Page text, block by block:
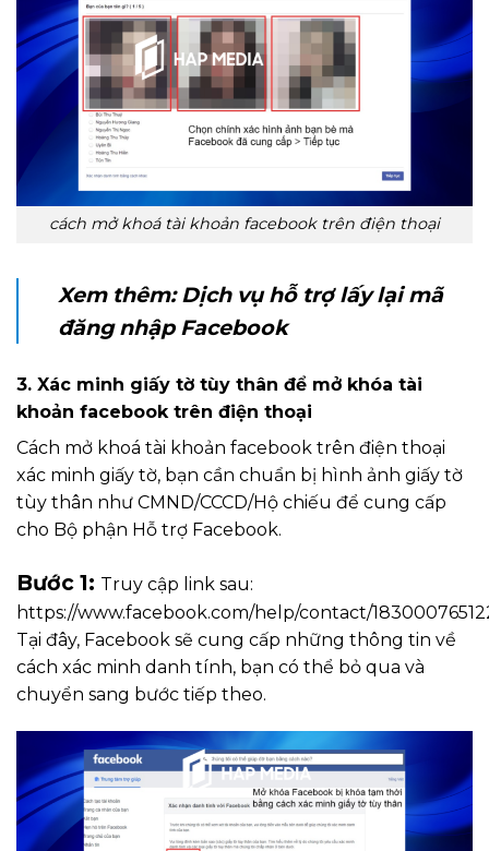
cách mở khoá tài khoản facebook trên điện thoại
Xem thêm:Dịch vụ hỗ trợ lấy lại mã
đăng nhập Facebook
3. Xác minh giấy tờ tùy thân để mở khóa tài
khoản facebook trên điện thoại
Cách mở khoá tài khoản facebook trên điện thoại
xác minh giấy tờ, bạn cần chuẩn bị hình ảnh giấy tờ
tùy thân như CMND/CCCD/Hộ chiếu để cung cấp
cho Bộ phận Hỗ trợ Facebook.
Bước 1: Truy cập link sau:
https://www.facebook.com/help/contact/
Tại đây, Facebook sẽ cung cấp những thông tin về
cách xác minh danh tính, bạn có thể bỏ qua và
chuyển sang bước tiếp theo.